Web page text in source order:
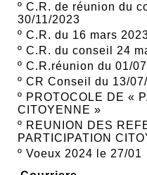
º C.R. de réunion du
30/11/2023
º C.R. du 16 mars
º C.R. du conseil 24
º C.R.réunion du 01/
º CR Conseil du 13/
º PROTOCOLE DE «
CITOYENNE »
º REUNION DES
PARTICIPATION
º Voeux 2024 le 27/01